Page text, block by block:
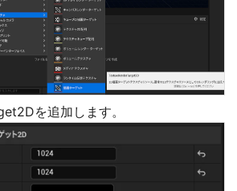
を追加します。